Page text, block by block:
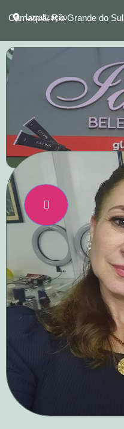
Camaquã, Rio Grande do Sul
Localização